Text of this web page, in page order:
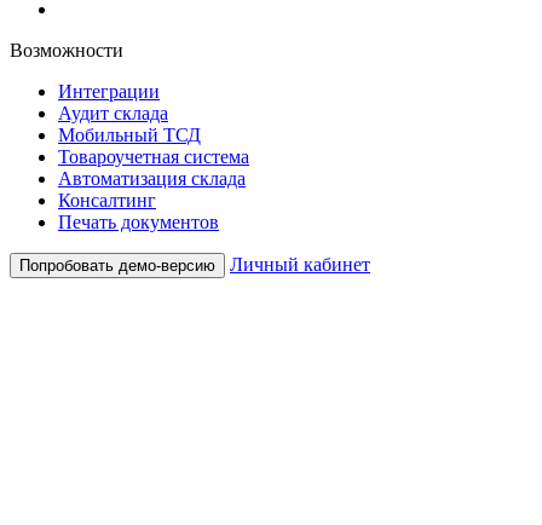
Возможности
Интеграции
Аудит склада
Мобильный ТСД
Товароучетная система
Автоматизация склада
Консалтинг
Печать документов
Попробовать демо-версию Личный кабинет